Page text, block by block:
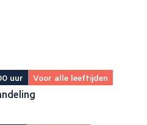
uur Voor alle leeftijden